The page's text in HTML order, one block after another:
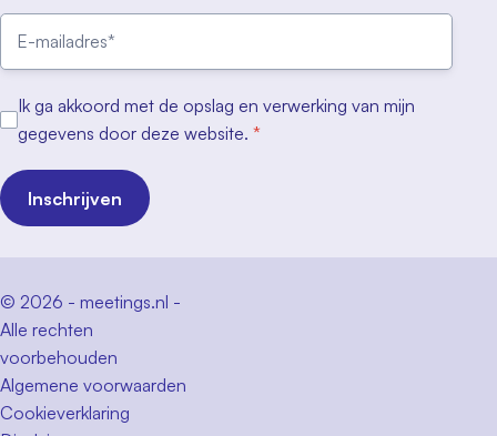
Ik ga akkoord met de opslag en verwerking van mijn
gegevens door deze website. *
Inschrijven
© 2026 - meetings.nl -
Alle rechten
voorbehouden
Algemene voorwaarden
Cookieverklaring